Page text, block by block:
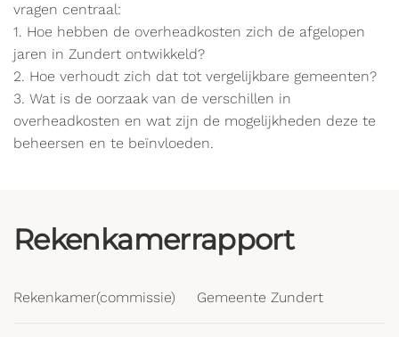
vragen centraal:
1. Hoe hebben de overheadkosten zich de afgelopen
jaren in Zundert ontwikkeld?
2. Hoe verhoudt zich dat tot vergelijkbare gemeenten?
3. Wat is de oorzaak van de verschillen in
overheadkosten en wat zijn de mogelijkheden deze te
beheersen en te beïnvloeden.
Rekenkamerrapport
Rekenkamer(commissie) Gemeente Zundert